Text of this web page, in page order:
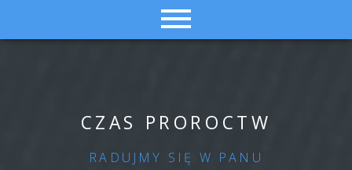
CZAS P R O R O CTW
RADUJMY SIĘ W PANU